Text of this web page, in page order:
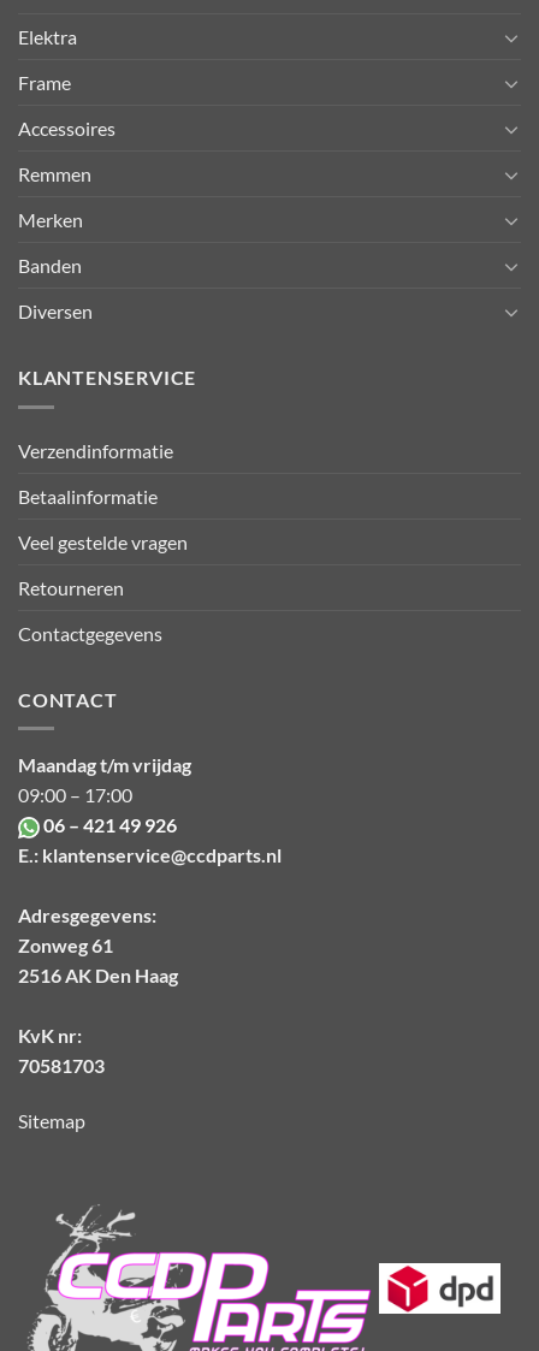
Elektra
Frame
Accessoires
Remmen
Merken
Banden
Diversen
KLANTENSERVICE
Verzendinformatie
Betaalinformatie
Veel gestelde vragen
Retourneren
Contactgegevens
CONTACT
Maandag t/m vrijdag
09:00 – 17:00
06 – 421 49 926
E.: klantenservice@ccdparts.nl
Adresgegevens:
Zonweg 61
2516 AK Den Haag
KvK nr:
70581703
Sitemap